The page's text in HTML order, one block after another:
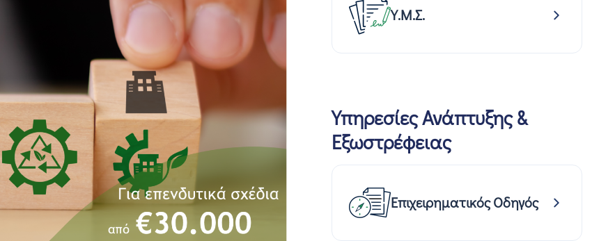
Υ.Μ.Σ.
Υπηρεσίες Ανάπτυξης &
Εξωστρέφειας
Επιχειρηματικός Οδηγός